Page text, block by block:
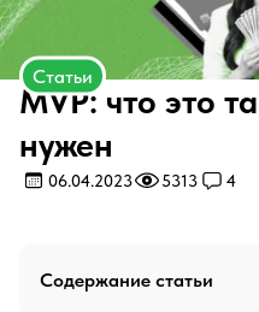
Статьи
MVP: что это
нужен
06.04.2023 5313 4
Содержание статьи